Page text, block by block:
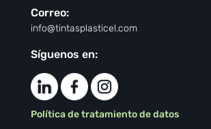
Correo:
info@tintasplasticel.com
Síguenos en:
Política de tratamiento de datos